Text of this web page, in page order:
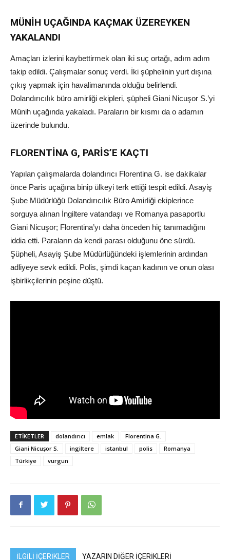
MÜNİH UÇAĞINDA KAÇMAK ÜZEREYKEN
YAKALANDI
Amaçları izlerini kaybettirmek olan iki suç ortağı, adım adım
takip edildi. Çalışmalar sonuç verdi. İki şüphelinin yurt dışına
çıkış yapmak için havalimanında olduğu belirlendi.
Dolandırıcılık büro amirliği ekipleri, şüpheli Giani Nicuşor S.’yi
Münih uçağında yakaladı. Paraların bir kısmı da o adamın
üzerinde bulundu.
FLORENTİNA G, PARİS’E KAÇTI
Yapılan çalışmalarda dolandırıcı Florentina G. ise dakikalar
önce Paris uçağına binip ülkeyi terk ettiği tespit edildi. Asayiş
Şube Müdürlüğü Dolandırıcılık Büro Amirliği ekiplerince
sorguya alınan İngiltere vatandaşı ve Romanya pasaportlu
Giani Nicuşor; Florentina’yı daha önceden hiç tanımadığını
iddia etti. Paraların da kendi parası olduğunu öne sürdü.
Şüpheli, Asayiş Şube Müdürlüğündeki işlemlerinin ardından
adliyeye sevk edildi. Polis, şimdi kaçan kadının ve onun olası
işbirlikçilerinin peşine düştü.
ETIKETLER dolandırıcı emlak
Florentina G.
Giani Nicuşor S.
ingiltere istanbul polis
Romanya
Türkiye
vurgun
İLGİLİ İÇERİKLER YAZARIN DİĞER İÇERİKLERİ